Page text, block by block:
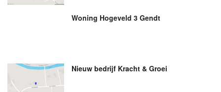
Woning Hogeveld 3 Gendt
Nieuw bedrijf Kracht & Groei